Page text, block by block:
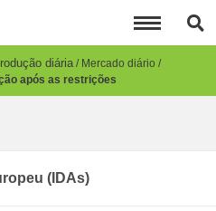
diária Mercado diário
após as restrições
(IDAs)